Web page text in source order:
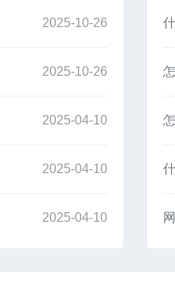
2025-10-26
2025-10-26
2025-04-10
2025-04-10
2025-04-10